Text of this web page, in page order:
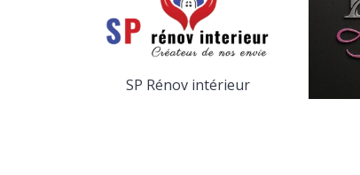
SP Rénov intérieur